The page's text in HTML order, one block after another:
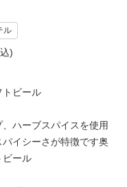
ル
トビール
ハーブスパイスを使用
イシーさが特徴です奥
ビール